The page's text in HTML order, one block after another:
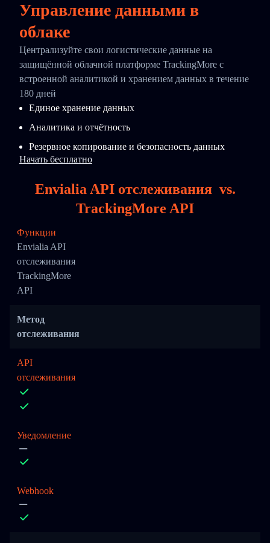
Управление данными в
облаке
Централизуйте свои логистические данные на
защищённой облачной платформе TrackingMore с
встроенной аналитикой и хранением данных в течение
180 дней
Единое хранение данных
Аналитика и отчётность
Резервное копирование и безопасность данных
Начать бесплатно
Envialia API отслеживания vs.
TrackingMore API
Функции
Envialia API
отслеживания
TrackingMore
API
Метод
отслеживания
API
отслеживания
Уведомление
Webhook